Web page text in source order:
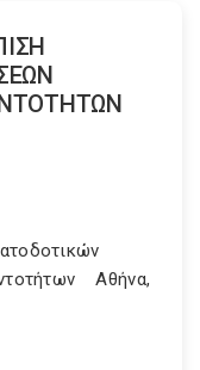
Αθήνα,